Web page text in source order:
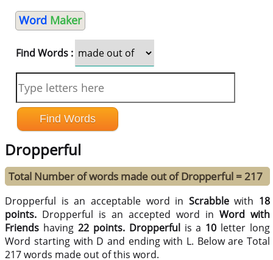
Word Maker
Find Words :
Dropperful
Total Number of words made out of Dropperful = 217
Dropperful is an acceptable word in Scrabblewith 18
points. Dropperful is an accepted word inWord with
Friends having 22 points. Dropperfulis a 10 letter long
Word starting with D and ending with L. Below are Total
217 words made out of this word.